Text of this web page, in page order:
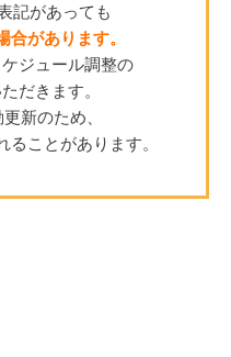
記があっても
合があります。
ジュール調整の
だきます。
新のため、
ことがあります。